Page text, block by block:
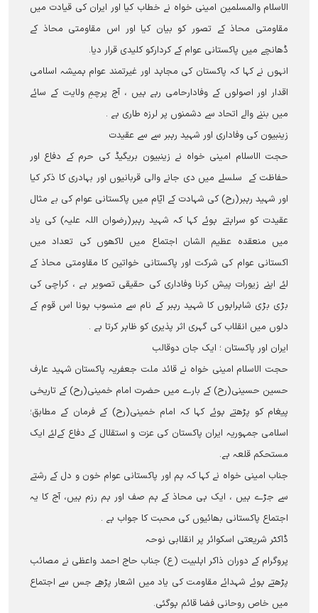
الاسلام والمسلمین امینی خواہ نے خطاب کیا اور ایران کی قیادت میں
مقاومتی محاذ کے تصور کو بیان کیا اور اس مقاومتی محاذ کے
ڈھانچے میں پاکستانی عوام کے کردارکو کلیدی قرار دیا۔
انہوں نے کہا کہ پاکستان کی مجاہد اور غیرتمند عوام ہمیشہ اسلامی
اقدار اور اصولوں کے وفادارحامی رہے ہیں ، آج پرچمِ ولایت کے سائے
میں بننے والے اتحاد سے دشمنوں پر لرزہ طاری ہے ۔
زینبیون کی وفاداری اور شہید رہبر سے سے عقیدت
حجت الاسلام امینی خواہ نے زینبیون بریگیڈ کی حرم کے دفاع اور
حفاظت کے سلسلے میں دی جانے والی قربانیوں اور بہادری کا ذکر کیا
اور شہید رہبر(رح) کی شہادت کے ایّام میں پاکستانی عوام کی بے مثال
عقیدت کو سراہتے ہوئے کہا کہ شہید رہبر(رضوان اللہ علیہ) کی یاد
میں منعقدہ عظیم الشان اجتماع میں لاکھوں کی تعداد میں
اکستانی عوام کی شرکت اور پاکستانی خواتین کا مقاومتی محاذ کے
لئے اپنے زیورات پیش کرنا وفاداری کی حقیقی تصویر ہے ، کراچی کی
بڑی بڑی شاہراہوں کا شہید رہبر کے نام سے منسوب ہونا اس قوم کے
دلوں میں انقلاب کی گہری اثر پذیری کو ظاہر کرتا ہے ۔
ایران اور پاکستان ؛ ایک جان دوقالب
حجت الاسلام امینی خواہ نے قائد ملت جعفریہ پاکستان شہید عارف
حسین حسینی(رح) کے بارے میں حضرت امام خمینی(رح) کے تاریخی
پیغام کو پڑھتے ہوئے کہا کہ امام خمینی(رح) کے فرمان کے مطابق؛
اسلامی جمہوریہ ایران پاکستان کی عزت و استقلال کے دفاع کےلئے ایک
مستحکم قلعہ ہے۔
جناب امینی خواہ نے کہا کہ ہم اور پاکستانی عوام خون و دل کے رشتے
سے جڑے ہیں ، ایک ہی محاذ کے ہم صف اور ہم رزم ہیں، آج کا یہ
اجتماع پاکستانی بھائیوں کی محبت کا جواب ہے ۔
ڈاکٹر شریعتی اسکوائر پر انقلابی نوحہ
پروگرام کے دوران ذاکر اہلبیت (ع) جناب حاج احمد واعظی نے مصائب
پڑھتے ہوئے شہدائے مقاومت کی یاد میں اشعار پڑھے جس سے اجتماع
میں خاص روحانی فضا قائم ہوگئی۔